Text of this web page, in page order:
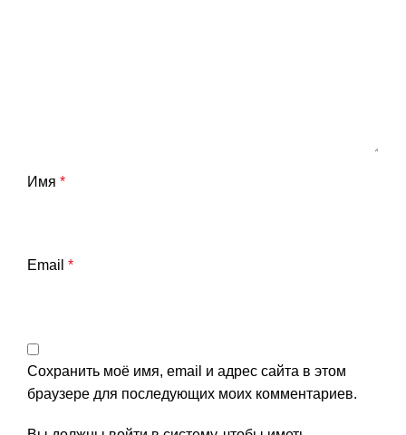
Имя *
Email *
Сохранить моё имя, email и адрес сайта в этом
браузере для последующих моих комментариев.